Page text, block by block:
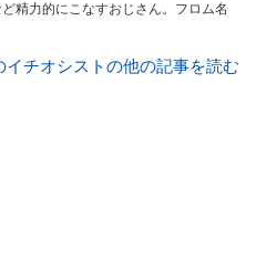
精力的にこなすおじさん。フロム名
イチオシストの他の記事を読む